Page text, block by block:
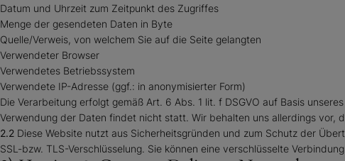
Datum und Uhrzeit zum Zeitpunkt des Zugriffes
Menge der gesendeten Daten in Byte
Quelle/Verweis, von welchem Sie auf die Seite gelangten
Verwendeter Browser
Verwendetes Betriebssystem
Verwendete IP-Adresse (ggf.: in anonymisierter Form)
Die Verarbeitung erfolgt gemäß Art. 6 Abs. 1 lit. f DSGVO auf Basis
Verwendung der Daten findet nicht statt. Wir behalten uns allerdings vor,
2.2 Diese Website nutzt aus Sicherheitsgründen und zum Schutz der
SSL-bzw. TLS-Verschlüsselung. Sie können eine verschlüsselte